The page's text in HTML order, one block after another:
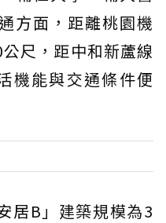
方面，距離桃園機
尺，距中和新蘆線
機能與交通條件便
居B」建築規模為3